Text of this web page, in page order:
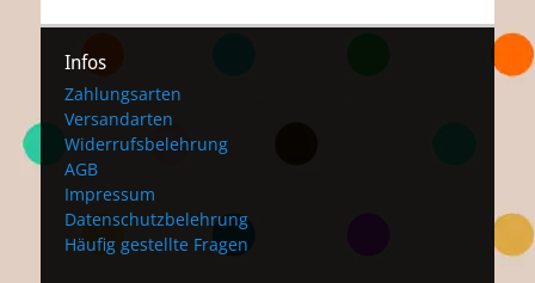
Infos
Zahlungsarten
Versandarten
Widerrufsbelehrung
AGB
Impressum
Datenschutzbelehrung
Häufig gestellte Fragen